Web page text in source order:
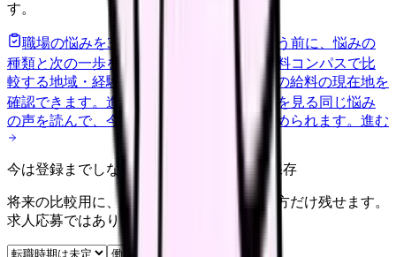
す。
職場の悩みを30秒で診断
辞めるべきか迷う前に、悩みの
種類と次の一歩を整理します。
給料コンパスで比
較する地域・経験年数・施設形態から、今の給料の現在地を
確認できます。 進む 匿名掲示板で本音を見る 同じ悩み
の声を読んで、今の職場だけの問題か確かめられます。 進む
今は登録までしない人向け: 希望条件だけ保存
将来の比較用に、転職時期と気になる働き方だけ残せます。
求人応募ではありません。